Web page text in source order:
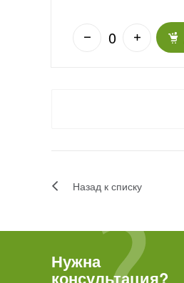
Назад к списку
Нужна
консультация?